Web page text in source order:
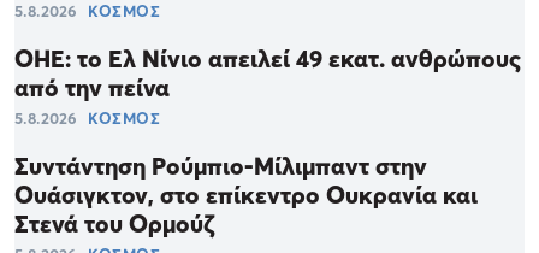
5.8.2026 ΚΟΣΜΟΣ
ΟΗΕ: το Ελ Νίνιο απειλεί 49 εκατ. ανθρώπους
από την πείνα
5.8.2026 ΚΟΣΜΟΣ
Συντάντηση Ρούμπιο-Μίλιμπαντ στην
Ουάσιγκτον, στο επίκεντρο Ουκρανία και
Στενά του Ορμούζ